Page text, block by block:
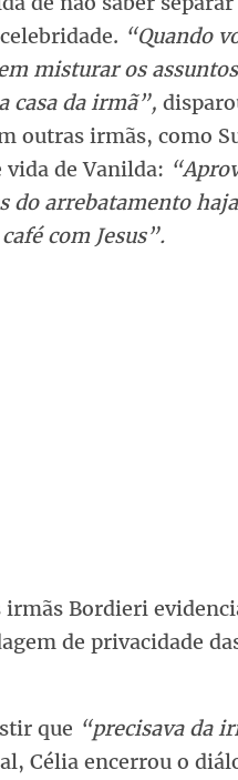
“Quando
misturar os
casa da irmã”,
outras irmãs, como
de Vanilda:
do arrebatamento
com Jesus”.
Bordieri
de privacidade
que “precisava da
Célia encerrou o